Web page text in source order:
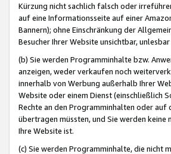
Kürzung nicht sachlich falsch oder
auf eine Informationsseite auf einer
Bannern); ohne Einschränkung der
Besucher Ihrer Website unsichtbar,
(b) Sie werden Programminhalte bzw.
anzeigen, weder verkaufen noch
innerhalb von Werbung außerhalb Ihrer
Website oder einem Dienst (einschließlich
Rechte an den Programminhalten oder
übertragen müssten, und Sie werden
Ihre Website ist.
(c) Sie werden Programminhalte, die nicht